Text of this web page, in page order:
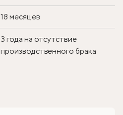
18 месяцев
3 года на отсутствие
производственного брака